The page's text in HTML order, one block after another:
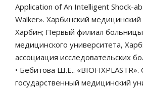
Application of An Intelligent Shock-
Walker». Харбинский медицинский
Харбин; Первый филиал больницы
медицинского университета,
ассоциация исследовательских
• Бебитова Ш.Е.. «BIOFIXPLASTR».
государственный медицинский